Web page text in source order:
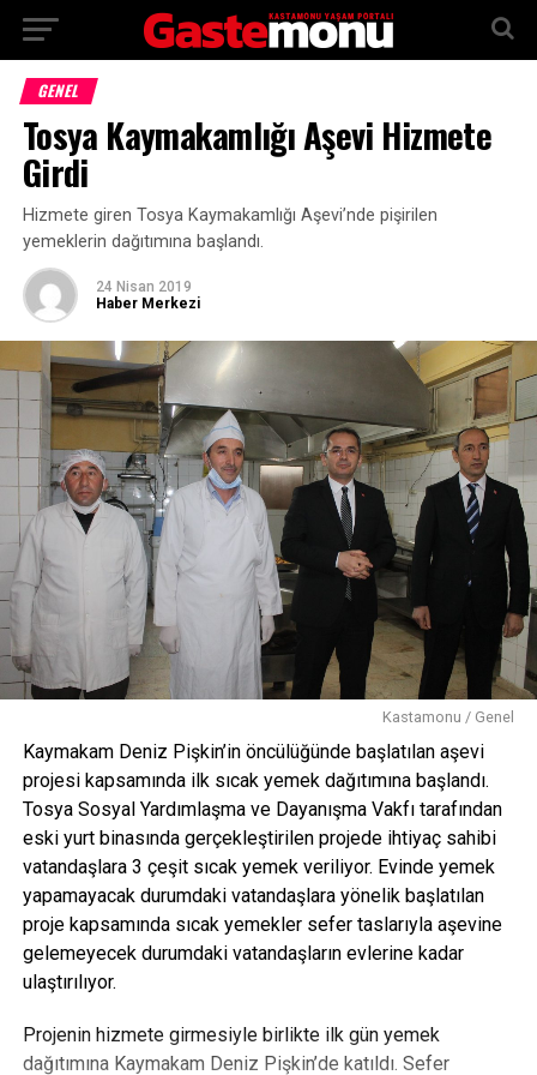
GENEL
Tosya Kaymakamlığı Aşevi Hizmete
Girdi
Hizmete giren Tosya Kaymakamlığı Aşevi’nde pişirilen
yemeklerin dağıtımına başlandı.
24 Nisan 2019
Haber Merkezi
Kastamonu / Genel
Kaymakam Deniz Pişkin’in öncülüğünde başlatılan aşevi
projesi kapsamında ilk sıcak yemek dağıtımına başlandı.
Tosya Sosyal Yardımlaşma ve Dayanışma Vakfı tarafından
eski yurt binasında gerçekleştirilen projede ihtiyaç sahibi
vatandaşlara 3 çeşit sıcak yemek veriliyor. Evinde yemek
yapamayacak durumdaki vatandaşlara yönelik başlatılan
proje kapsamında sıcak yemekler sefer taslarıyla aşevine
gelemeyecek durumdaki vatandaşların evlerine kadar
ulaştırılıyor.
Projenin hizmete girmesiyle birlikte ilk gün yemek
dağıtımına Kaymakam Deniz Pişkin’de katıldı. Sefer